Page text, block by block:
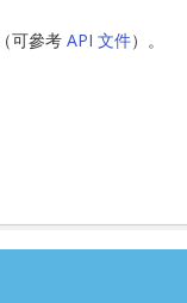
可參考 API 文件）。